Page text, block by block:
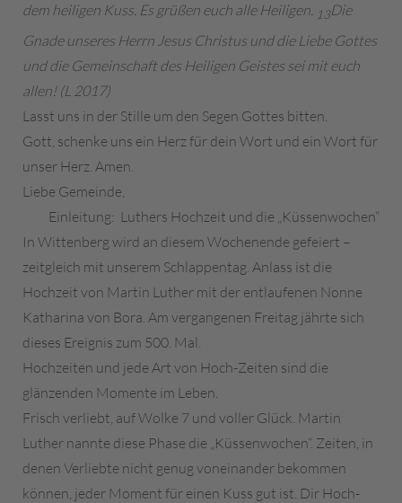
dem heiligen Kuss. Es grüßen euch alle Heiligen. 13Die
Gnade unseres Herrn Jesus Christus und die Liebe Gottes
und die Gemeinschaft des Heiligen Geistes sei mit euch
allen! (L 2017)
Lasst uns in der Stille um den Segen Gottes bitten.
Gott, schenke uns ein Herz für dein Wort und ein Wort für
unser Herz. Amen.
Liebe Gemeinde,
Einleitung: Luthers Hochzeit und die „Küssenwochen“
In Wittenberg wird an diesem Wochenende gefeiert –
zeitgleich mit unserem Schlappentag. Anlass ist die
Hochzeit von Martin Luther mit der entlaufenen Nonne
Katharina von Bora. Am vergangenen Freitag jährte sich
dieses Ereignis zum 500. Mal.
Hochzeiten und jede Art von Hoch-Zeiten sind die
glänzenden Momente im Leben.
Frisch verliebt, auf Wolke 7 und voller Glück. Martin
Luther nannte diese Phase die „Küssenwochen“. Zeiten, in
denen Verliebte nicht genug voneinander bekommen
können, jeder Moment für einen Kuss gut ist. Dir Hoch-